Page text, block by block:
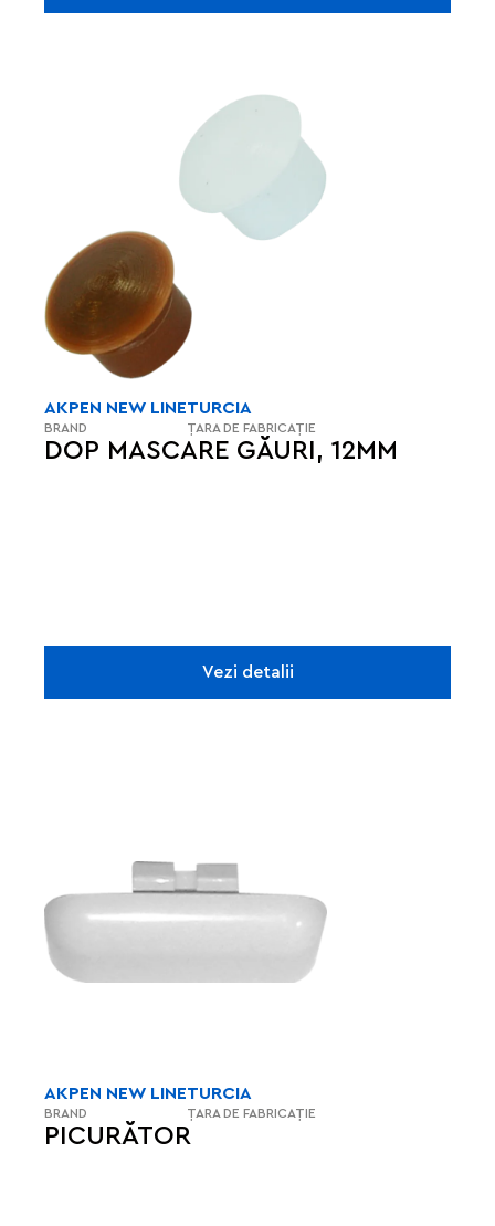
DOP MASCARE GĂURI, 12MM
AKPEN NEW LINE
BRAND
TURCIA
ȚARA DE FABRICAȚIE
Vezi detalii
PICURĂTOR
AKPEN NEW LINE
BRAND
TURCIA
ȚARA DE FABRICAȚIE